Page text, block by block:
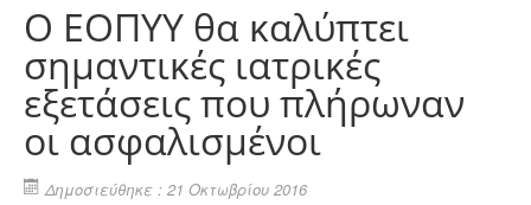
Ο ΕΟΠΥΥ θα καλύπτει
σημαντικές ιατρικές
εξετάσεις που πλήρωναν
οι ασφαλισμένοι
Δημοσιεύθηκε : 21 Οκτωβρίου 2016